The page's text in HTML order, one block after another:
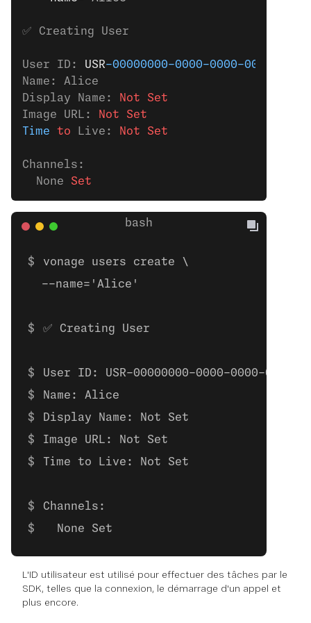
✅ Creating User
User ID: USR-00000000-0000-0000-0000-
Name: Alice
Display Name:
Not Set
Image URL:
Not Set
Time to Live: Not Set
Channels:
  None
Set
vonage users create \
  --name='Alice'
✅ Creating User
User ID: USR-00000000-0000-0000-0000-
Name: Alice
Display Name: Not Set
Image URL: Not Set
Time to Live: Not Set
Channels:
  None Set
L'ID utilisateur est utilisé pour effectuer des tâches par le
SDK, telles que la connexion, le démarrage d'un appel et
plus encore.